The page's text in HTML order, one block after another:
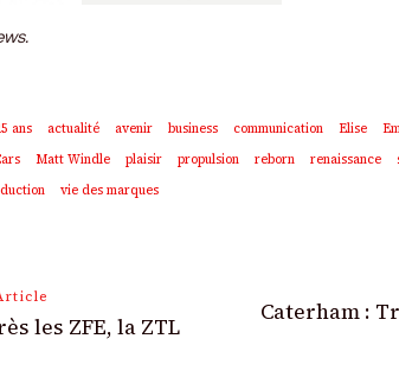
ans actualité avenir business communication Elise
Matt Windle plaisir propulsion reborn renaissance
vie des marques
les ZFE, la ZTL
Caterham :